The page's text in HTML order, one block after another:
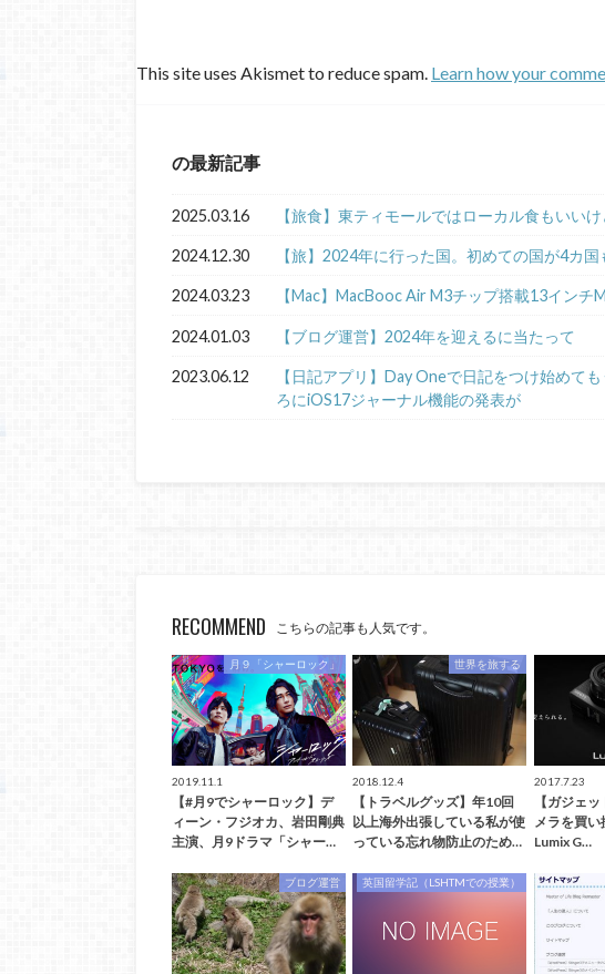
This site uses Akismet to reduce spam. Learn how your
の最新記事
2025.03.16 【旅食】東ティモールではローカル食もいい
2024.12.30 【旅】2024年に行った国。初めての国が4カ国
2024.03.23 【Mac】MacBooc Air M3チップ搭載13インチ
2024.01.03 【ブログ運営】2024年を迎えるに当たって
2023.06.12
【日記アプリ】Day Oneで日記をつけ始めて
ろにiOS17ジャーナル機能の発表が
RECOMMEND こちらの記事も人気です。
月９「シャーロック」
2019.11.1
【#月9でシャーロック】デ
ィーン・フジオカ、岩田剛典
主演、月9ドラマ「シャー…
世界を旅する
2018.12.4
【トラベルグッズ】年10回
以上海外出張している私が使
っている忘れ物防止のため…
2017.7.23
【ガジェ
メラを買
Lumix G…
ブログ運営 英国留学記（LSHTMでの授業）